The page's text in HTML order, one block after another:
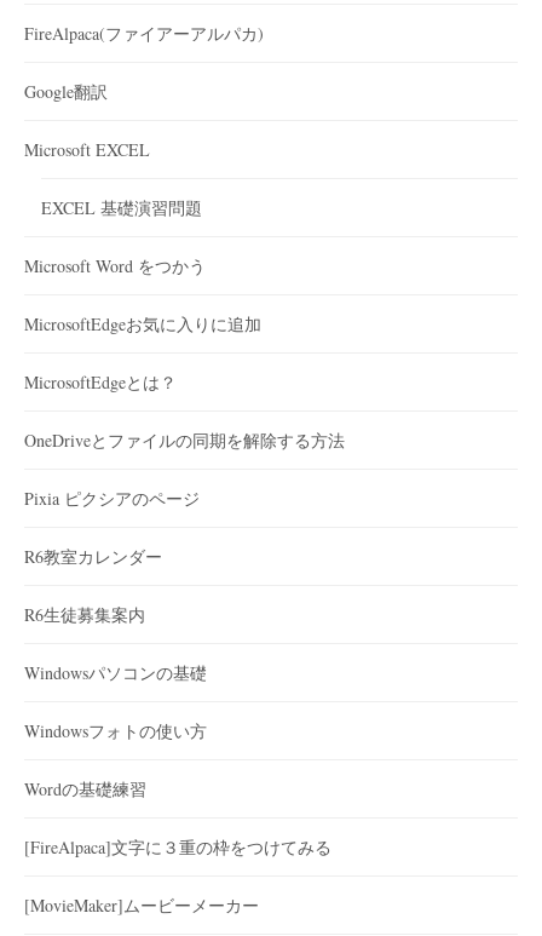
FireAlpaca(ファイアーアルパカ)
Google翻訳
Microsoft EXCEL
EXCEL 基礎演習問題
Microsoft Word をつかう
MicrosoftEdgeお気に入りに追加
MicrosoftEdgeとは？
OneDriveとファイルの同期を解除する方法
Pixia ピクシアのページ
R6教室カレンダー
R6生徒募集案内
Windowsパソコンの基礎
Windowsフォトの使い方
Wordの基礎練習
[FireAlpaca]文字に３重の枠をつけてみる
[MovieMaker]ムービーメーカー